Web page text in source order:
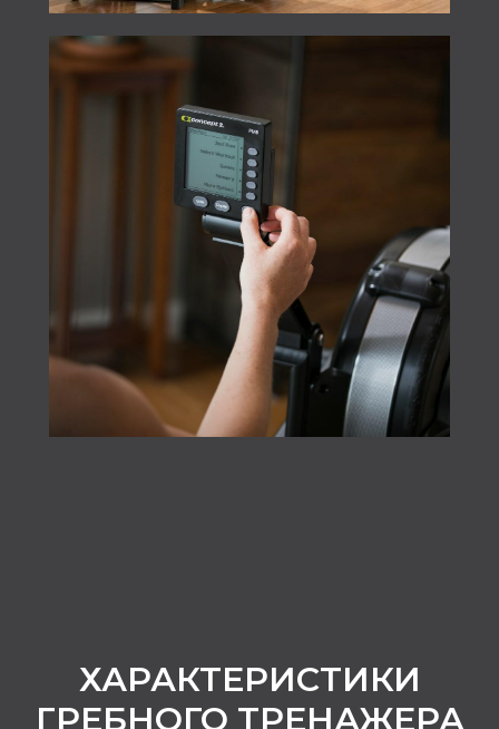
ХАРАКТЕРИСТИКИ
ГРЕБНОГО ТРЕНАЖЕРА